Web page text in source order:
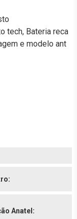
tech, Bateria reca
e modelo ant
Anatel: